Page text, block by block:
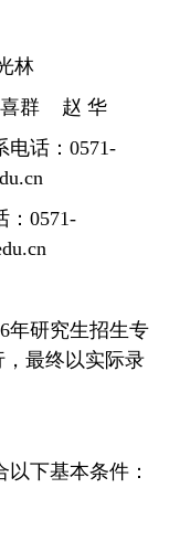
林
群
赵 华
电话： 0571-
0571-
年研究生招生专
， 最终以实际录
以下基本条件：